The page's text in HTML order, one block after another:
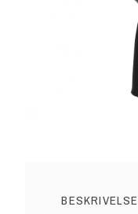
BESKRIVELSE